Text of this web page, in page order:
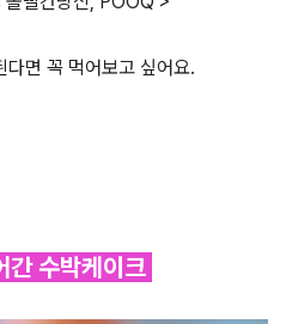
다면 꼭 먹어보고 싶어요.
간 수박케이크